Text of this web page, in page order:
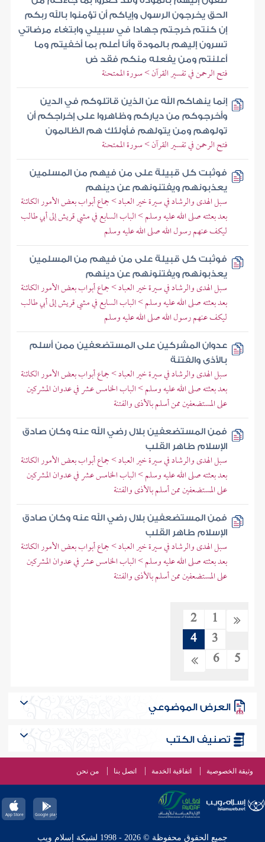
الحق يخرجون الرسول وإياكم أن تؤمنوا بالله ربكم
إن كنتم خرجتم جهادا في سبيلي وابتغاء مرضاتي
تسرون إليهم بالمودة وأنا أعلم بما أخفيتم وما
أعلنتم ومن يفعله منكم فقد ض
فتح الرحمن في تفسير القرآن > سورة الممتحنة
إنما ينهاكم الله عن الذين قاتلوكم في الدين
وأخرجوكم من دياركم وظاهروا على إخراجكم أن
تولوهم ومن يتولهم فأولئك هم الظالمون
فتح الرحمن في تفسير القرآن > سورة الممتحنة
فوثبت كل قبيلة على من فيهم من المسلمين
يعذبونهم ويفتنونهم عن دينهم
سبل الهدى والرشاد في سيرة خير العباد > جماع أبواب بعض الأمور الكائنة
بعد بعثته صلى الله عليه وسلم > الباب السابع في مشي قريش إلى أبي طالب
ليكف عنهم رسول الله صلى الله عليه وسلم
فوثبت كل قبيلة على من فيهم من المسلمين
يعذبونهم ويفتنونهم عن دينهم
سبل الهدى والرشاد في سيرة خير العباد > جماع أبواب بعض الأمور الكائنة
بعد بعثته صلى الله عليه وسلم > الباب السابع في مشي قريش إلى أبي طالب
ليكف عنهم رسول الله صلى الله عليه وسلم
عدوان المشركين على المستضعفين ممن أسلم
بالأذى والفتنة
سبل الهدى والرشاد في سيرة خير العباد > جماع أبواب بعض الأمور الكائنة
بعد بعثته صلى الله عليه وسلم > الباب الخامس عشر في عدوان المشركين
على المستضعفين ممن أسلم بالأذى والفتنة
فمن المستضعفين بلال رضي الله عنه وكان صادق
الإسلام طاهر القلب
سبل الهدى والرشاد في سيرة خير العباد > جماع أبواب بعض الأمور الكائنة
بعد بعثته صلى الله عليه وسلم > الباب الخامس عشر في عدوان المشركين
على المستضعفين ممن أسلم بالأذى والفتنة
فمن المستضعفين بلال رضي الله عنه وكان صادق
الإسلام طاهر القلب
سبل الهدى والرشاد في سيرة خير العباد > جماع أبواب بعض الأمور الكائنة
بعد بعثته صلى الله عليه وسلم > الباب الخامس عشر في عدوان المشركين
على المستضعفين ممن أسلم بالأذى والفتنة
1
2
3
4
5
6
العرض الموضوعي
تصنيف الكتب
وثيقة الخصوصية اتفاقية الخدمة اتصل بنا من نحن
جميع الحقوق محفوظة © 2026 - 1998 لشبكة إسلام ويب